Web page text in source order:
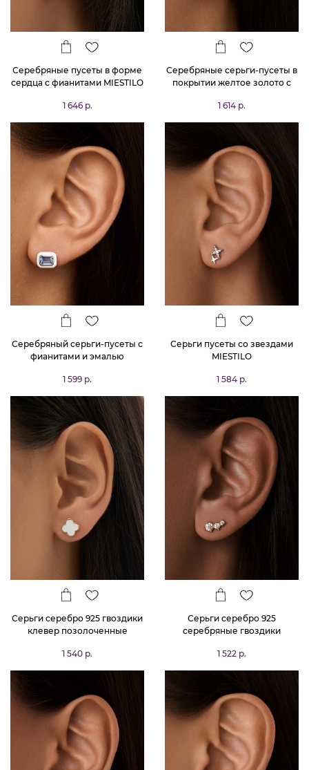
Серебряные пусеты в форме
сердца с фианитами MIESTILO
1 646 р.
Серебряные серьги-пусеты в
покрытии желтое золото с
MIESTILO
1 614 р.
Серебряный серьги-пусеты с
фианитами и эмалью
1 599 р.
Серьги пусеты со звездами
MIESTILO
1 584 р.
Серьги серебро 925 гвоздики
клевер позолоченные
1 540 р.
Серьги серебро 925
серебряные гвоздики
позолоте
1 522 р.